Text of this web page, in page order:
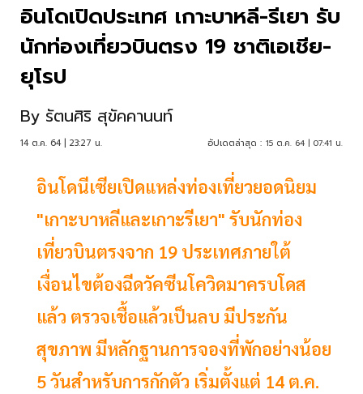
อินโดเปิดประเทศ เกาะบาหลี-รีเยา รับ
นักท่องเที่ยวบินตรง 19 ชาติเอเชีย-
ยุโรป
By รัตนศิริ สุขัคคานนท์
14 ต.ค. 64 | 23:27 น. อัปเดตล่าสุด : 15 ต.ค. 64 | 07:41 น.
อินโดนีเซียเปิดแหล่งท่องเที่ยวยอดนิยม
"เกาะบาหลีและเกาะรีเยา" รับนักท่อง
เที่ยวบินตรงจาก 19 ประเทศภายใต้
เงื่อนไขต้องฉีดวัคซีนโควิดมาครบโดส
แล้ว ตรวจเชื้อแล้วเป็นลบ มีประกัน
สุขภาพ มีหลักฐานการจองที่พักอย่างน้อย
5 วันสำหรับการกักตัว เริ่มตั้งแต่ 14 ต.ค.